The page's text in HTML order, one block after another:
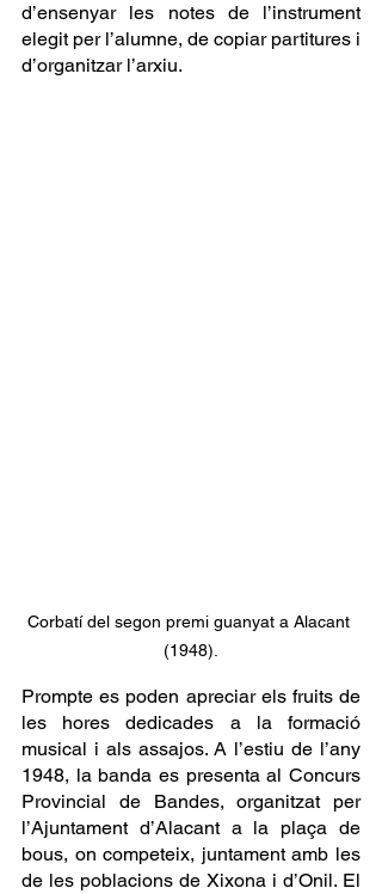
d’ensenyar les notes de l’instrument
elegit per l’alumne, de copiar partitures i
d’organitzar l’arxiu.
Corbatí del segon premi guanyat a Alacant
(1948).
Prompte es poden apreciar els fruits de
les hores dedicades a la formació
musical i als assajos. A l’estiu de l’any
1948, la banda es presenta al Concurs
Provincial de Bandes, organitzat per
l’Ajuntament d’Alacant a la plaça de
bous, on competeix, juntament amb les
de les poblacions de Xixona i d’Onil. El